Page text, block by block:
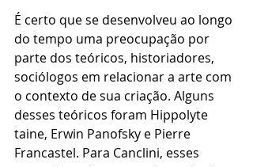
É certo que se desenvolveu ao longo
do tempo uma preocupação por
parte dos teóricos, historiadores,
sociólogos em relacionar a arte com
o contexto de sua criação. Alguns
desses teóricos foram Hippolyte
taine, Erwin Panofsky e Pierre
Francastel. Para Canclini, esses